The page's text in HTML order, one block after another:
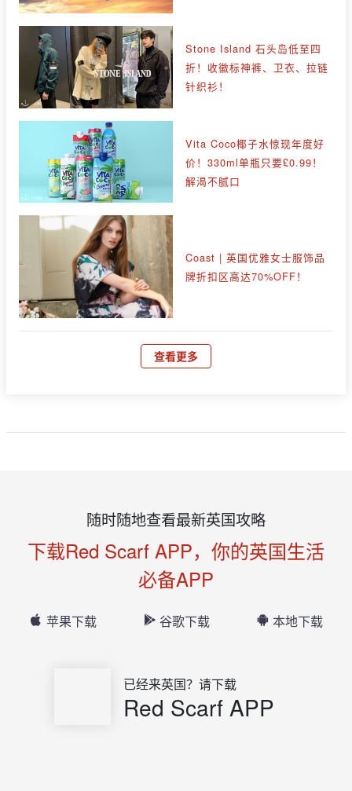
Stone Island 石头岛低至四
折！收徽标神裤、卫衣、拉链
针织衫！
Vita Coco椰子水惊现年度好
价！330ml单瓶只要£0.99！
解渴不腻口
Coast | 英国优雅女士服饰品
牌折扣区高达70%OFF！
查看更多
随时随地查看最新英国攻略
下载Red Scarf APP，你的英国生活
必备APP
苹果下载 谷歌下载 本地下载
已经来英国？请下载
Red Scarf APP